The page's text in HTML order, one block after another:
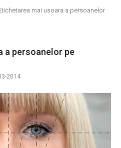
mai usoara a persoanelor
a persoanelor pe
2014